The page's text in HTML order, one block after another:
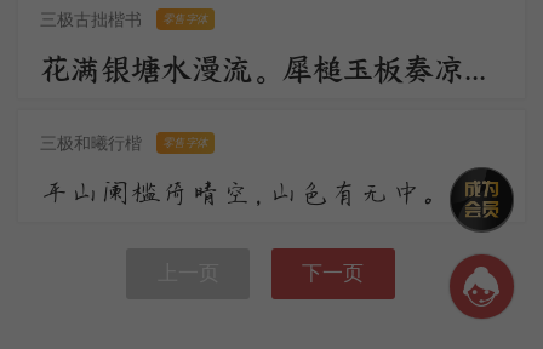
三极古拙楷书 零售字体
花满银塘水漫流。犀槌玉板奏凉州。顺风环佩过秦楼。远汉碧云轻漠漠，今宵人在鹊桥头。一声敲彻绛河秋。
三极和曦行楷 零售字体
平山阑槛倚晴空，山色有无中。手种堂前垂柳，别来几度春风？文章太守，挥毫万字，一饮千钟。行乐直须年少，尊前看取衰翁。
下一页